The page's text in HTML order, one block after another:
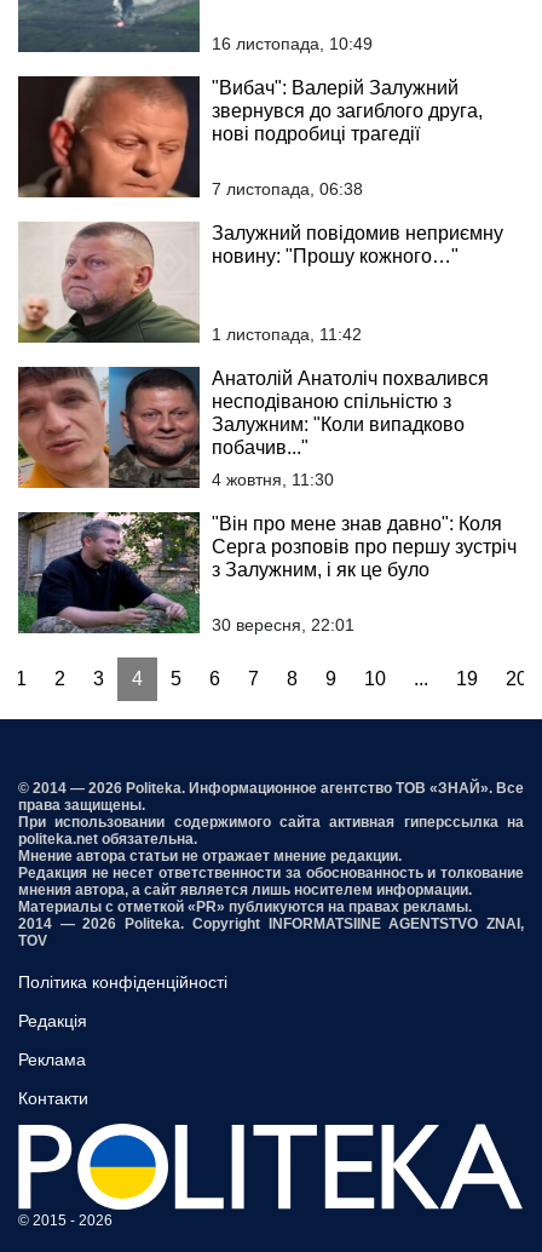
16 листопада, 10:49
"Вибач": Валерій Залужний
звернувся до загиблого друга,
нові подробиці трагедії
7 листопада, 06:38
Залужний повідомив неприємну
новину: "Прошу кожного…"
1 листопада, 11:42
Анатолій Анатоліч похвалився
несподіваною спільністю з
Залужним: "Коли випадково
побачив..."
4 жовтня, 11:30
"Він про мене знав давно": Коля
Серга розповів про першу зустріч
з Залужним, і як це було
30 вересня, 22:01
1 2 3 4 5 6 7 8 9 10 ... 19 20
© 2014 — 2026 Politeka. Информационное агентство ТОВ «ЗНАЙ». Все
права защищены.
При использовании содержимого сайта активная гиперссылка на
politeka.net обязательна.
Мнение автора статьи не отражает мнение редакции.
Редакция не несет ответственности за обоснованность и толкование
мнения автора, а сайт является лишь носителем информации.
Материалы с отметкой «PR» публикуются на правах рекламы.
2014 — 2026 Politeka. Copyright INFORMATSIINE AGENTSTVO ZNAI,
TOV
Політика конфіденційності
Редакція
Реклама
Контакти
© 2015 - 2026